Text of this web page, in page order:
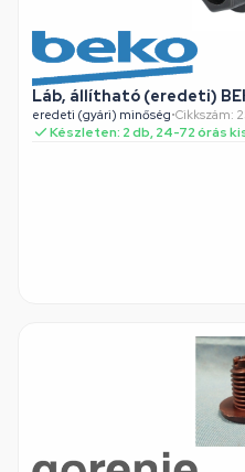
Láb, állítható (eredeti)
eredeti (gyári) minőség•Cikkszám:
Készleten: 2 db, 24-72 órás